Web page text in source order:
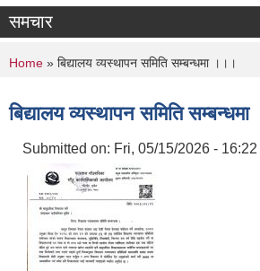
समचार
You are here
Home » बिद्यालय व्यस्थापन समिति सम्बन्धमा ।।।
बिद्यालय व्यस्थापन समिति
Submitted on: Fri, 05/15/2026 - 16:22